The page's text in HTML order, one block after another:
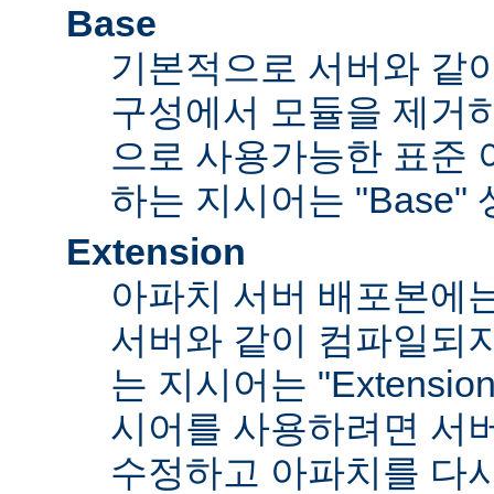
Base
기본적으로 서버와 같
구성에서 모듈을 제거
으로 사용가능한 표준
하는 지시어는 "Base"
Extension
아파치 서버 배포본에
서버와 같이 컴파일되
는 지시어는
시어를 사용하려면 서
수정하고 아파치를 다